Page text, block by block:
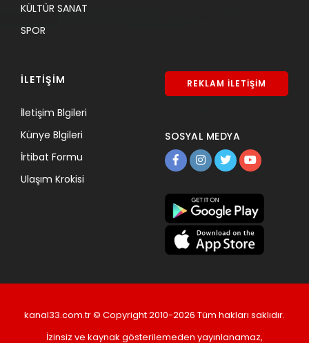
KÜLTÜR SANAT
SPOR
İLETİŞİM
İletişim Blgileri
Künye Blgileri
İrtibat Formu
Ulaşım Krokisi
REKLAM İLETİŞİM
SOSYAL MEDYA
kanal33.com.tr © Copyright 2010-2026 Tüm hakları saklıdır.
İzinsiz ve kaynak gösterilemeden yayınlanamaz,